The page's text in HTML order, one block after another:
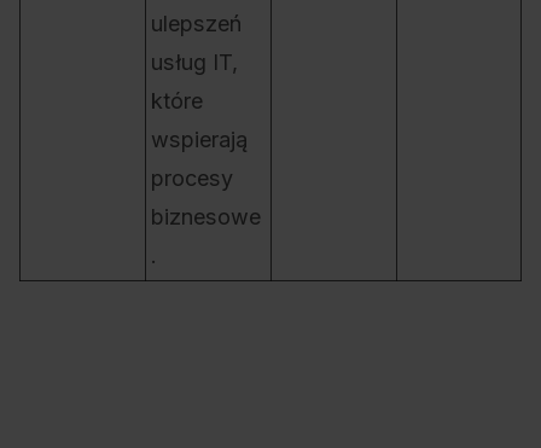
ulepszeń
usług IT,
które
wspierają
procesy
biznesowe
.